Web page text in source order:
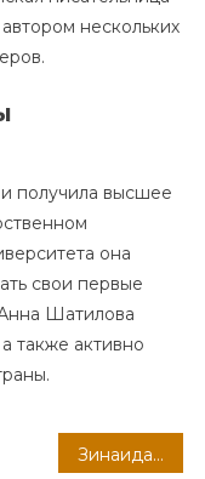
нескольких
получила высшее
она
свои первые
Шатилова
также активно
Зинаида Кириенко — удивительная жизненная история, захватывающая карьера и необычные факты